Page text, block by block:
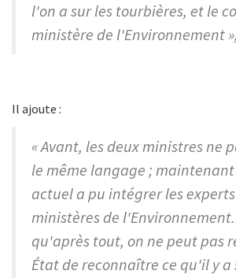
l'on a sur les tourbières, et le
ministère de l'Environnement
Il ajoute :
« Avant, les deux ministres ne
le même langage ;
actuel a pu intégrer les
ministères de
qu'après tout, on ne peut pas
État de reconnaître ce qu'il y a